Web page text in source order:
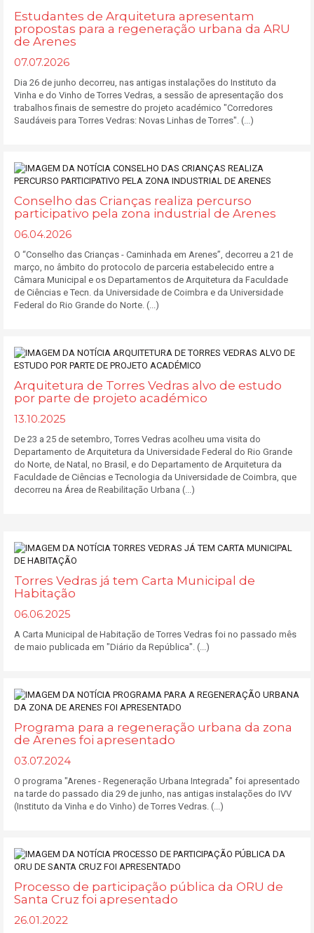
Estudantes de Arquitetura apresentam
propostas para a regeneração urbana da ARU
de Arenes
07.07.2026
Dia 26 de junho decorreu, nas antigas instalações do Instituto da
Vinha e do Vinho de Torres Vedras, a sessão de apresentação dos
trabalhos finais de semestre do projeto académico "Corredores
Saudáveis para Torres Vedras: Novas Linhas de Torres". (...)
Conselho das Crianças realiza percurso
participativo pela zona industrial de Arenes
06.04.2026
O “Conselho das Crianças - Caminhada em Arenes”, decorreu a 21 de
março, no âmbito do protocolo de parceria estabelecido entre a
Câmara Municipal e os Departamentos de Arquitetura da Faculdade
de Ciências e Tecn. da Universidade de Coimbra e da Universidade
Federal do Rio Grande do Norte. (...)
Arquitetura de Torres Vedras alvo de estudo
por parte de projeto académico
13.10.2025
De 23 a 25 de setembro, Torres Vedras acolheu uma visita do
Departamento de Arquitetura da Universidade Federal do Rio Grande
do Norte, de Natal, no Brasil, e do Departamento de Arquitetura da
Faculdade de Ciências e Tecnologia da Universidade de Coimbra, que
decorreu na Área de Reabilitação Urbana (...)
Torres Vedras já tem Carta Municipal de
Habitação
06.06.2025
A Carta Municipal de Habitação de Torres Vedras foi no passado mês
de maio publicada em "Diário da República". (...)
Programa para a regeneração urbana da zona
de Arenes foi apresentado
03.07.2024
O programa "Arenes - Regeneração Urbana Integrada" foi apresentado
na tarde do passado dia 29 de junho, nas antigas instalações do IVV
(Instituto da Vinha e do Vinho) de Torres Vedras. (...)
Processo de participação pública da ORU de
Santa Cruz foi apresentado
26.01.2022